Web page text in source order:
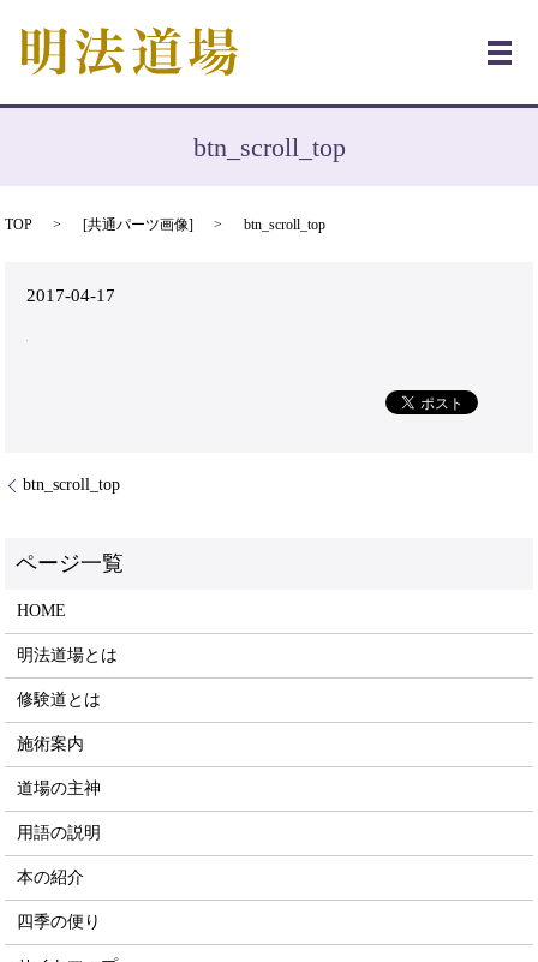
メ
btn_scroll_top
TOP [共通パーツ画像] btn_scroll_top
2017-04-17
btn_scroll_top
HOME
明法道場とは
修験道とは
施術案内
道場の主神
用語の説明
本の紹介
四季の便り